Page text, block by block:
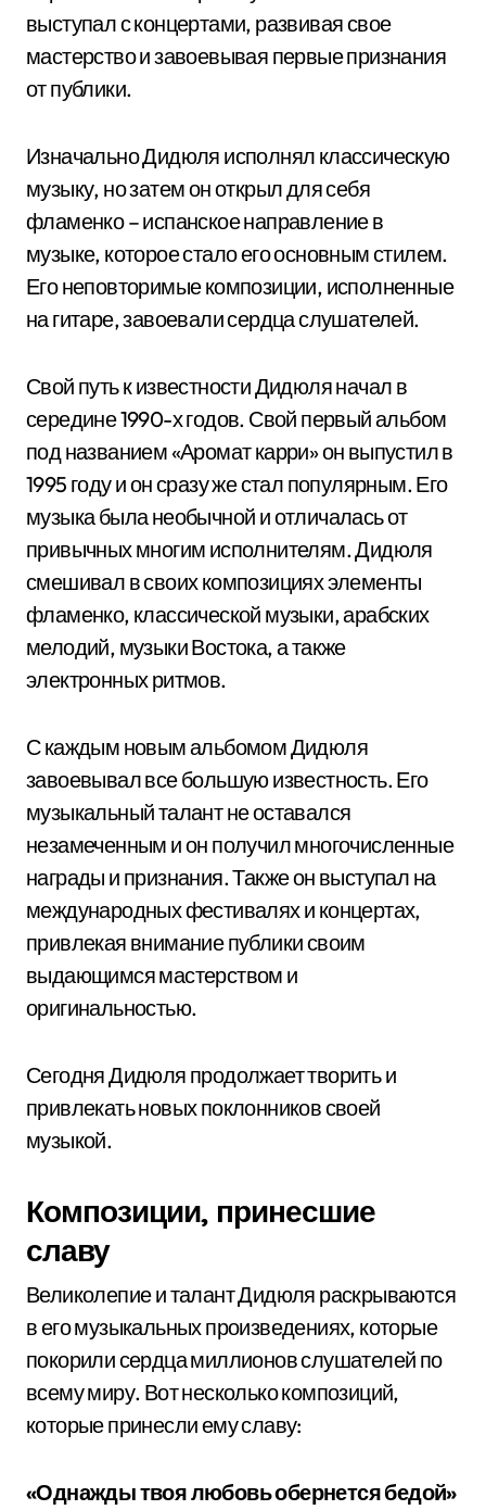
выступал с концертами, развивая свое
мастерство и завоевывая первые признания
от публики.
Изначально Дидюля исполнял классическую
музыку, но затем он открыл для себя
фламенко – испанское направление в
музыке, которое стало его основным стилем.
Его неповторимые композиции, исполненные
на гитаре, завоевали сердца слушателей.
Свой путь к известности Дидюля начал в
середине 1990-х годов. Свой первый альбом
под названием «Аромат карри» он выпустил в
1995 году и он сразу же стал популярным. Его
музыка была необычной и отличалась от
привычных многим исполнителям. Дидюля
смешивал в своих композициях элементы
фламенко, классической музыки, арабских
мелодий, музыки Востока, а также
электронных ритмов.
С каждым новым альбомом Дидюля
завоевывал все большую известность. Его
музыкальный талант не оставался
незамеченным и он получил многочисленные
награды и признания. Также он выступал на
международных фестивалях и концертах,
привлекая внимание публики своим
выдающимся мастерством и
оригинальностью.
Сегодня Дидюля продолжает творить и
привлекать новых поклонников своей
музыкой.
Композиции, принесшие
славу
Великолепие и талант Дидюля раскрываются
в его музыкальных произведениях, которые
покорили сердца миллионов слушателей по
всему миру. Вот несколько композиций,
которые принесли ему славу:
«Однажды твоя любовь обернется бедой»